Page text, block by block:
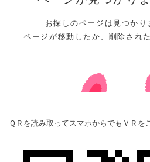
ＱＲを読み取ってスマホからでもＶＲを